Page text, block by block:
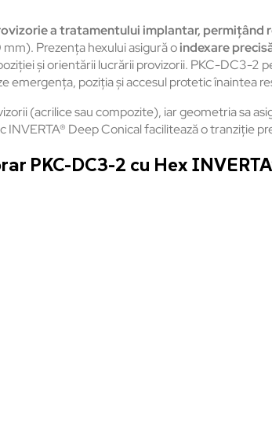
a tratamentului implantar,
Prezența hexului asigură oindexare
și orientării lucrării provizorii. PKC-DC3-
emergența, poziția și accesul protetic înaintea
(acrilice sau compozite), iar geometria sa
Deep Conical facilitează o tranziție
PKC-DC3-2 cu Hex